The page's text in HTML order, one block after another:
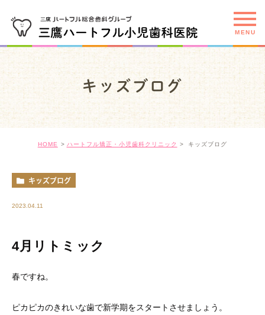
キッズブログ
HOME ハートフル矯正・小児歯科クリニック キッズブログ
キッズブログ
2023.04.11
4月リトミック
春ですね。
ピカピカのきれいな歯で新学期をスタートさせましょう。